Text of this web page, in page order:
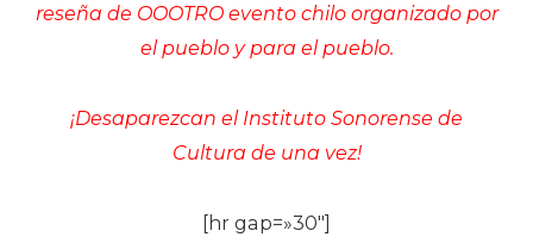
reseña de OOOTRO evento chilo organizado por
el pueblo y para el pueblo.
¡Desaparezcan el Instituto Sonorense de
Cultura de una vez!
[hr gap=»30″]